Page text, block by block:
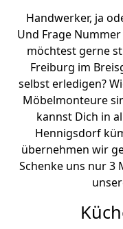
Handwerker, ja
Und Frage
möchtest gerne
Freiburg im
selbst erledigen?
Möbelmonteure
kannst Dich in
Hennigsdorf
übernehmen wir
Schenke uns nur 3